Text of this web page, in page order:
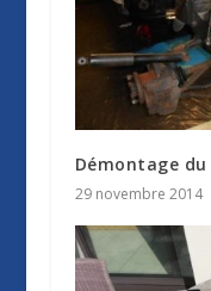
Démontage
29 novembre 2014